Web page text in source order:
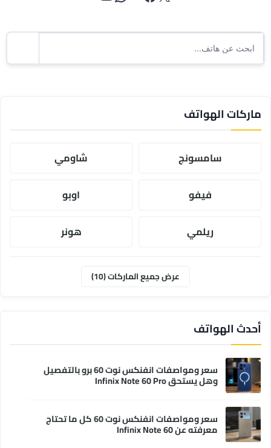
ماركات الهواتف
سامسونج شاومي
فيفو اوبو
ريلمي
هونر
عرض جميع الماركات (10)
أحدث الهواتف
سعر ومواصفات انفنكس نوت 60 برو بالتفصيل
وهل يستحق Infinix Note 60 Pro
سعر ومواصفات انفنكس نوت 60 كل ما تحتاج
معرفته عن Infinix Note 60